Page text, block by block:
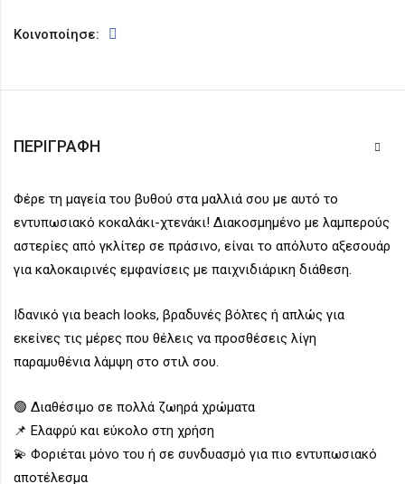
Κοινοποίησε:
ΠΕΡΙΓΡΑΦΉ
Φέρε τη μαγεία του βυθού στα μαλλιά σου με αυτό το
εντυπωσιακό κοκαλάκι-χτενάκι! Διακοσμημένο με λαμπερούς
αστερίες από γκλίτερ σε πράσινο, είναι το απόλυτο αξεσουάρ
για καλοκαιρινές εμφανίσεις με παιχνιδιάρικη διάθεση.
Ιδανικό για beach looks, βραδυνές βόλτες ή απλώς για
εκείνες τις μέρες που θέλεις να προσθέσεις λίγη
παραμυθένια λάμψη στο στιλ σου.
🟢 Διαθέσιμο σε πολλά ζωηρά χρώματα
📌 Ελαφρύ και εύκολο στη χρήση
💫 Φοριέται μόνο του ή σε συνδυασμό για πιο εντυπωσιακό
αποτέλεσμα